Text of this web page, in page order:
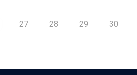
27 28 29 30